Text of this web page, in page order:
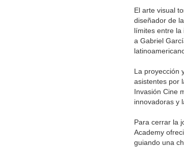
El arte visual
diseñador de
límites entre la
a Gabriel
La proyección
asistentes por
Invasión Cine
innovadoras y
Para cerrar la
Academy
guiando una